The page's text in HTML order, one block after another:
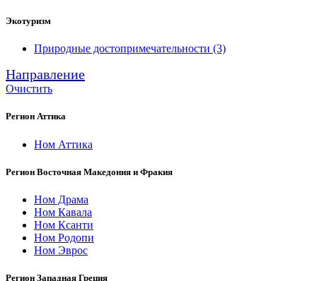
Экотуризм
Природные достопримечательности (3)
Направление
Очистить
Регион Аттика
Ном Аттика
Регион Восточная Македония и Фракия
Ном Драма
Ном Кавала
Ном Ксанти
Ном Родопи
Ном Эврос
Регион Западная Греция